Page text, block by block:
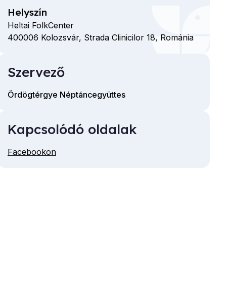
Helyszín
Heltai FolkCenter
400006 Kolozsvár, Strada Clinicilor 18, Románia
Szervező
Ördögtérgye Néptáncegyüttes
Kapcsolódó oldalak
Facebookon